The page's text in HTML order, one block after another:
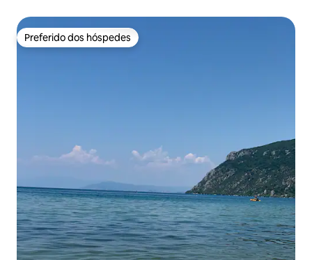
Preferido dos hóspedes
Preferido dos hóspedes